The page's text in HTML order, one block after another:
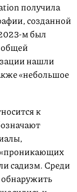
получила
созданной
м был
общей
нашли
«небольшое
к
садизм. Среди